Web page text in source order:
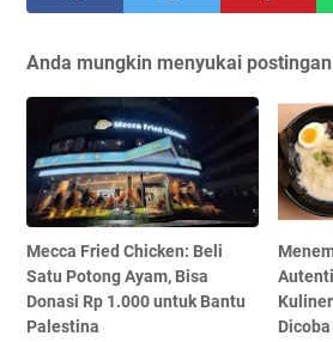
Anda mungkin menyukai
Mecca Fried Chicken: Beli
Satu Potong Ayam, Bisa
Donasi Rp 1.000 untuk Bantu
Palestina
Dicoba